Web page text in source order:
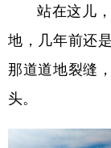
学术中国
城市
彩票
站在这儿
地，几年前还
那道道地裂缝
头。